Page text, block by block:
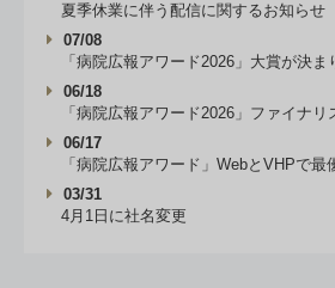
夏季休業に伴う配信に関するお知らせ
07/08
「病院広報アワード2026」大賞が決ま
06/18
「病院広報アワード2026」ファイナリ
06/17
「病院広報アワード」WebとVHPで最
03/31
4月1日に社名変更